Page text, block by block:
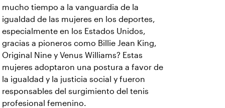
mucho tiempo a la vanguardia de la
igualdad de las mujeres en los deportes,
especialmente en los Estados Unidos,
gracias a pioneros como Billie Jean King,
Original Nine y Venus Williams? Estas
mujeres adoptaron una postura a favor de
la igualdad y la justicia social y fueron
responsables del surgimiento del tenis
profesional femenino.